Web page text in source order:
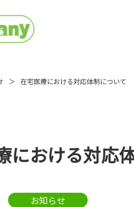
在宅医療における対応体制について
における対応
お知らせ